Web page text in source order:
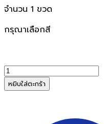
จำนวน 1 ขวด
กรุณาเลือกสี
จำนวน
LION
หมึก
หยิบใส่ตะกร้า